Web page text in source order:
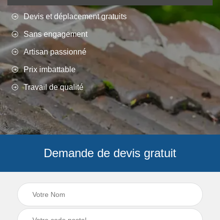
Devis et déplacement gratuits
Sans engagement
Artisan passionné
Prix imbattable
Travail de qualité
Demande de devis gratuit